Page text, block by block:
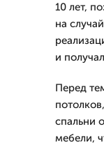
10 лет,
на
и
Перед
спальни
мебели,